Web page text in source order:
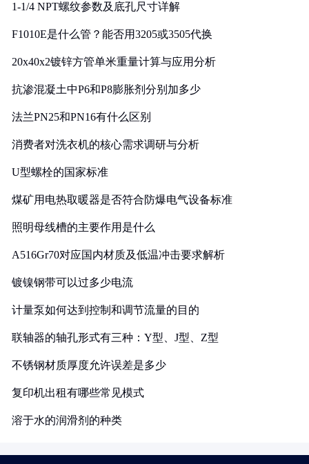
1-1/4 NPT螺纹参数及底孔尺寸详解
F1010E是什么管？能否用3205或3505代换
20x40x2镀锌方管单米重量计算与应用分析
抗渗混凝土中P6和P8膨胀剂分别加多少
法兰PN25和PN16有什么区别
消费者对洗衣机的核心需求调研与分析
U型螺栓的国家标准
煤矿用电热取暖器是否符合防爆电气设备标准
照明母线槽的主要作用是什么
A516Gr70对应国内材质及低温冲击要求解析
镀镍钢带可以过多少电流
计量泵如何达到控制和调节流量的目的
联轴器的轴孔形式有三种：Y型、J型、Z型
不锈钢材质厚度允许误差是多少
复印机出租有哪些常见模式
溶于水的润滑剂的种类